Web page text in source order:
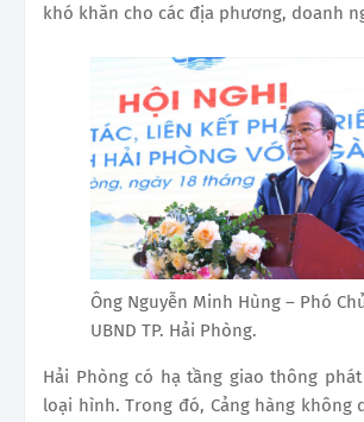
khó khăn cho các địa phương, doanh
Ông Nguyễn Minh Hùng – Phó
UBND TP. Hải Phòng.
Hải Phòng có hạ tầng giao thông
loại hình. Trong đó, Cảng hàng không